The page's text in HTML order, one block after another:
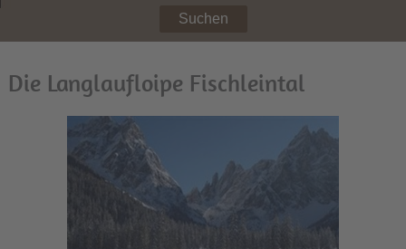
Suchen
Die Langlaufloipe Fischleintal